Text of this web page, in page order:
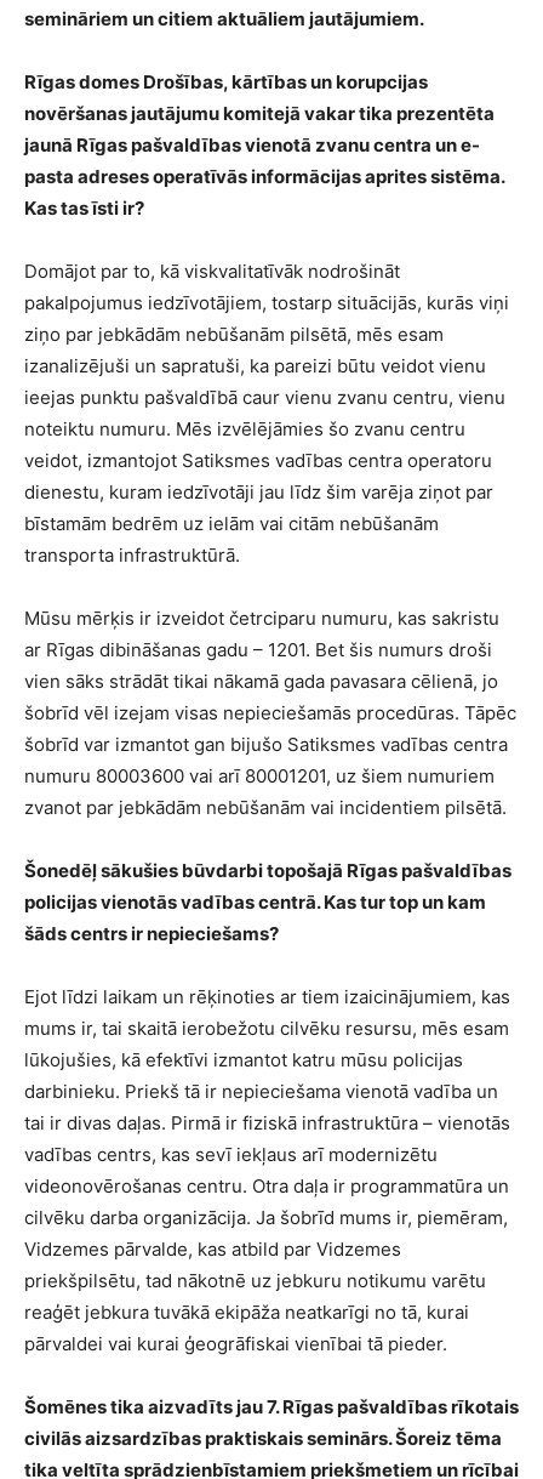
semināriem un citiem aktuāliem jautājumiem.
Rīgasdomes Drošības,kārtībasunkorupcijas
novēršanasjautājumukomitejā vakartika prezentēta
jaunā Rīgaspašvaldībasvienotā zvanucentra un e-
pasta adreses operatīvās informācijas aprites sistēma.
Kas tas īsti ir?
Domājot par to, kā viskvalitatīvāk nodrošināt
pakalpojumus iedzīvotājiem, tostarp situācijās, kurās viņi
ziņo par jebkādām nebūšanām pilsētā, mēs esam
izanalizējuši un sapratuši, ka pareizi būtu veidot vienu
ieejas punktu pašvaldībā caur vienu zvanu centru, vienu
noteiktu numuru. Mēs izvēlējāmies šo zvanu centru
veidot, izmantojot Satiksmes vadības centra operatoru
dienestu, kuram iedzīvotāji jau līdz šim varēja ziņot par
bīstamām bedrēm uz ielām vai citām nebūšanām
transporta infrastruktūrā.
Mūsu mērķis ir izveidot četrciparu numuru, kas sakristu
ar Rīgas dibināšanas gadu – 1201. Bet šis numurs droši
vien sāks strādāt tikai nākamā gada pavasara cēlienā, jo
šobrīd vēl izejam visas nepieciešamās procedūras. Tāpēc
šobrīd var izmantot gan bijušo Satiksmes vadības centra
numuru 80003600 vai arī 80001201, uz šiem numuriem
zvanot par jebkādām nebūšanām vai incidentiem pilsētā.
Šonedēļsākušies būvdarbitopošajā Rīgaspašvaldības
policijasvienotāsvadībascentrā.Kasturtopunkam
šādscentrsirnepieciešams?
Ejot līdzi laikam un rēķinoties ar tiem izaicinājumiem, kas
mums ir, tai skaitā ierobežotu cilvēku resursu, mēs esam
lūkojušies, kā efektīvi izmantot katru mūsu policijas
darbinieku. Priekš tā ir nepieciešama vienotā vadība un
tai ir divas daļas. Pirmā ir fiziskā infrastruktūra – vienotās
vadības centrs, kas sevī iekļaus arī modernizētu
videonovērošanas centru. Otra daļa ir programmatūra un
cilvēku darba organizācija. Ja šobrīd mums ir, piemēram,
Vidzemes pārvalde, kas atbild par Vidzemes
priekšpilsētu, tad nākotnē uz jebkuru notikumu varētu
reaģēt jebkura tuvākā ekipāža neatkarīgi no tā, kurai
pārvaldei vai kurai ģeogrāfiskai vienībai tā pieder.
Šomēnes tika aizvadīts jau 7. Rīgas pašvaldības rīkotais
civilās aizsardzības praktiskais seminārs. Šoreiz tēma
tika veltīta sprādzienbīstamiem priekšmetiem un rīcībai